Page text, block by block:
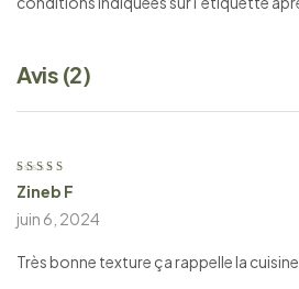
Avis (2)
Note5 sur 5
Zineb F
juin 6, 2024
Très bonne texture ça rappelle la